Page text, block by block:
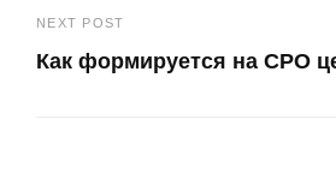
записям
Post
NEXT POST
Как формируется на СРО